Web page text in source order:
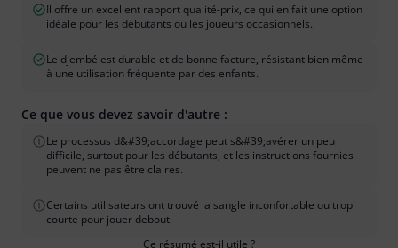
Il offre un excellent rapport qualité-prix, ce qui en fait une option
idéale pour les débutants ou les joueurs occasionnels.
Le djembé est durable et de bonne facture, résistant bien même
à une utilisation fréquente par des enfants.
Ce que vous devez savoir d'autre :
Le processus d&#39;accordage peut s&#39;avérer un peu
difficile, surtout pour les débutants, et les instructions fournies
peuvent ne pas être claires.
Certains utilisateurs ont trouvé la sangle inconfortable ou trop
courte pour jouer debout.
Ce résumé est-il utile ?